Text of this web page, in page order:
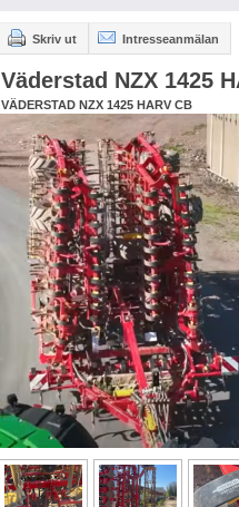
Skriv ut Intresseanmälan
Väderstad NZX 1425
VÄDERSTAD NZX 1425 HARV CB